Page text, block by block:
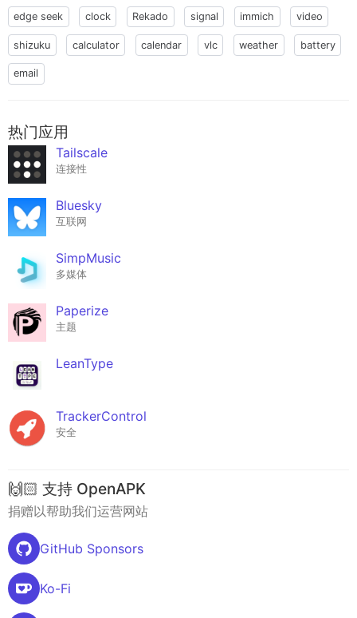
edge seek clock Rekado signal immich video
shizuku calculator calendar vlc weather battery
email
热门应用
Tailscale
连接性
Bluesky
互联网
SimpMusic
多媒体
Paperize
主题
LeanType
TrackerControl
安全
🙌🏻 支持 OpenAPK
捐赠以帮助我们运营网站
GitHub Sponsors
Ko-Fi